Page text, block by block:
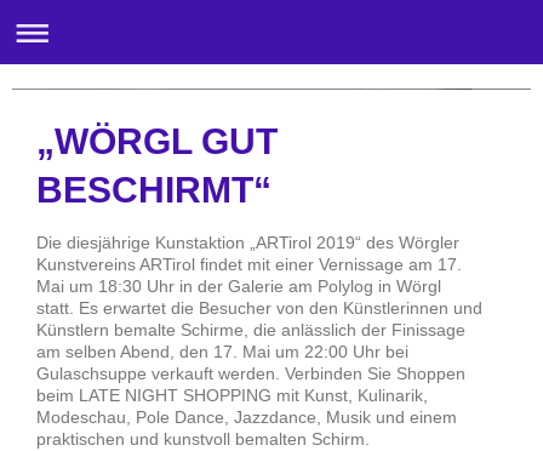
„WÖRGL GUT
BESCHIRMT“
Die diesjährige Kunstaktion „ARTirol 2019“ des Wörgler
Kunstvereins ARTirol findet mit einer Vernissage am 17.
Mai um 18:30 Uhr in der Galerie am Polylog in Wörgl
statt. Es erwartet die Besucher von den Künstlerinnen und
Künstlern bemalte Schirme, die anlässlich der Finissage
am selben Abend, den 17. Mai um 22:00 Uhr bei
Gulaschsuppe verkauft werden. Verbinden Sie Shoppen
beim LATE NIGHT SHOPPING mit Kunst, Kulinarik,
Modeschau, Pole Dance, Jazzdance, Musik und einem
praktischen und kunstvoll bemalten Schirm.